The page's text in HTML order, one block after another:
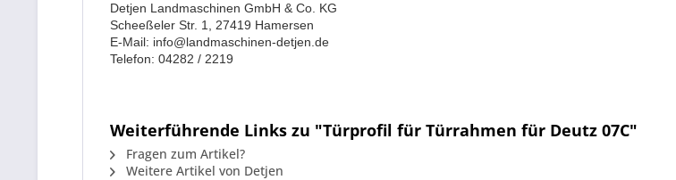
Detjen Landmaschinen GmbH & Co. KG
Scheeßeler Str. 1, 27419 Hamersen
E-Mail: info@landmaschinen-detjen.de
Telefon: 04282 / 2219
Weiterführende Links zu "Türprofil für Türrahmen für Deutz 07C"
Fragen zum Artikel?
Weitere Artikel von Detjen